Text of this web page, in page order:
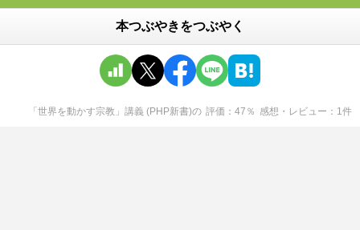
本つぶやきをつぶやく
「世界を動かす宗教」講義 (PHP新書)の 評価 47 ％ 感想・レビュー 1件